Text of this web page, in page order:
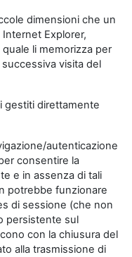
dimensioni che un
Explorer,
li memorizza per
visita del
gestiti direttamente
autenticazione
consentire la
e in assenza di tali
potrebbe funzionare
di sessione (che non
persistente sul
con la chiusura del
alla trasmissione di